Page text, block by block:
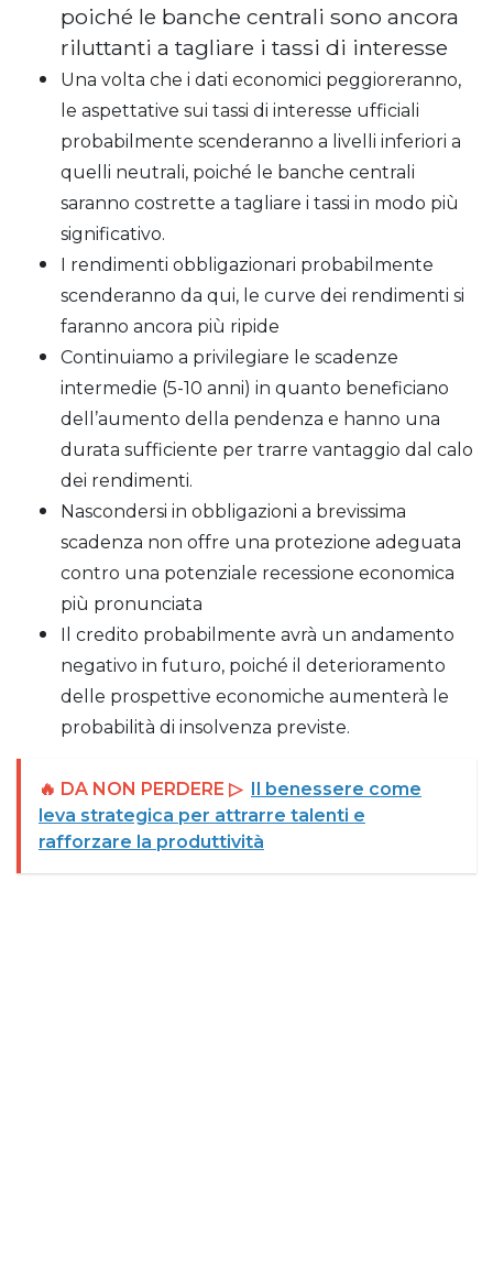
poiché le banche centrali sono ancora
riluttanti a tagliare i tassi di interesse
Una volta che i dati economici peggioreranno,
le aspettative sui tassi di interesse ufficiali
probabilmente scenderanno a livelli inferiori a
quelli neutrali, poiché le banche centrali
saranno costrette a tagliare i tassi in modo più
significativo.
I rendimenti obbligazionari probabilmente
scenderanno da qui, le curve dei rendimenti si
faranno ancora più ripide
Continuiamo a privilegiare le scadenze
intermedie (5-10 anni) in quanto beneficiano
dell’aumento della pendenza e hanno una
durata sufficiente per trarre vantaggio dal calo
dei rendimenti.
Nascondersi in obbligazioni a brevissima
scadenza non offre una protezione adeguata
contro una potenziale recessione economica
più pronunciata
Il credito probabilmente avrà un andamento
negativo in futuro, poiché il deterioramento
delle prospettive economiche aumenterà le
probabilità di insolvenza previste.
🔥 DA NON PERDERE ▷ Il benessere come
leva strategica per attrarre talenti e
rafforzare la produttività